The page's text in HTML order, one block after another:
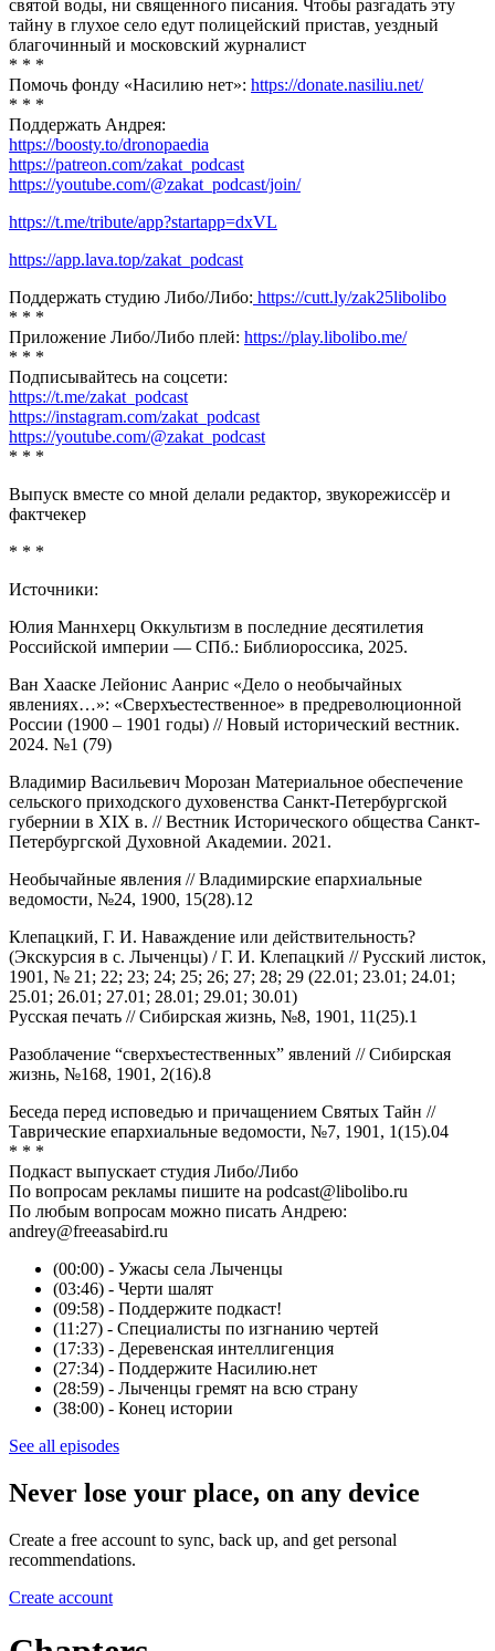
святой воды, ни священного писания. Чтобы разгадать эту
тайну в глухое село едут полицейский пристав, уездный
благочинный и московский журналист
* * *
Помочь фонду «Насилию нет»: https://donate.nasiliu.net/
* * *
Поддержать Андрея:
https://boosty.to/dronopaedia
https://patreon.com/zakat_podcast
https://youtube.com/@zakat_podcast/join/
https://t.me/tribute/app?startapp=dxVL
https://app.lava.top/zakat_podcast
Поддержать студию Либо/Либо: https://cutt.ly/zak25libolibo
* * *
Приложение Либо/Либо плей: https://play.libolibo.me/
* * *
Подписывайтесь на соцсети:
https://t.me/zakat_podcast
https://instagram.com/zakat_podcast
https://youtube.com/@zakat_podcast
* * *
Выпуск вместе со мной делали редактор, звукорежиссёр и
фактчекер
* * *
Источники:
Юлия Маннхерц Оккультизм в последние десятилетия
Российской империи — СПб.: Библиороссика, 2025.
Ван Хааске Лейонис Аанрис «Дело о необычайных
явлениях…»: «Cверхъестественное» в предреволюционной
России (1900 – 1901 годы) // Новый исторический вестник.
2024. №1 (79)
Владимир Васильевич Морозан Материальное обеспечение
сельского приходского духовенства Санкт-Петербургской
губернии в XIX в. // Вестник Исторического общества Санкт-
Петербургской Духовной Академии. 2021.
Необычайные явления // Владимирские епархиальные
ведомости, №24, 1900, 15(28).12
Клепацкий, Г. И. Наваждение или действительность?
(Экскурсия в с. Лыченцы) / Г. И. Клепацкий // Русский листок,
1901, № 21; 22; 23; 24; 25; 26; 27; 28; 29 (22.01; 23.01; 24.01;
25.01; 26.01; 27.01; 28.01; 29.01; 30.01)
Русская печать // Сибирская жизнь, №8, 1901, 11(25).1
Разоблачение “сверхъестественных” явлений // Сибирская
жизнь, №168, 1901, 2(16).8
Беседа перед исповедью и причащением Святых Тайн //
Таврические епархиальные ведомости, №7, 1901, 1(15).04
* * *
Подкаст выпускает студия Либо/Либо
По вопросам рекламы пишите на podcast@libolibo.ru
По любым вопросам можно писать Андрею:
andrey@freeasabird.ru
(00:00) - Ужасы села Лыченцы
(03:46) - Черти шалят
(09:58) - Поддержите подкаст!
(11:27) - Специалисты по изгнанию чертей
(17:33) - Деревенская интеллигенция
(27:34) - Поддержите Насилию.нет
(28:59) - Лыченцы гремят на всю страну
(38:00) - Конец истории
See all episodes
Never lose your place, on any device
Create a free account to sync, back up, and get personal
recommendations.
Create account